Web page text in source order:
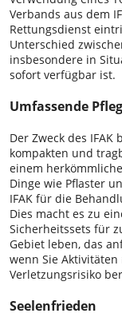
Verbands aus dem
Rettungsdienst
Unterschied
insbesondere in
sofort verfügbar ist.
Umfassende
Der Zweck des
kompakten und
einem
Dinge wie Pflaster
IFAK für die
Dies macht es zu
Sicherheitssets für
Gebiet leben, das
wenn Sie
Verletzungsrisiko
Seelenfrieden